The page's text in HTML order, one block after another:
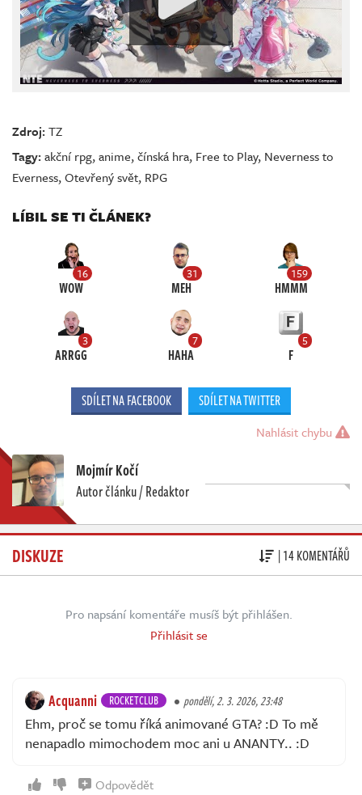
Zdroj:TZ
Tagy:akční rpg,anime,čínská hra, Free to Play, Neverness to
Everness,Otevřený svět, RPG
LÍBIL SE TI ČLÁNEK?
16
WOW
31
MEH
159
HMMM
3
ARRGG
7
HAHA
5
F
SDÍLET NA FACEBOOK SDÍLET NA TWITTER
Nahlásit chybu
Mojmír Kočí
Autor článku / Redaktor
DISKUZE | 14 KOMENTÁŘŮ
Pro napsání komentáře musíš být přihlášen.
Přihlásit se
Acquanni ROCKETCLUB pondělí, 2. 3. 2026, 23:48
Ehm, proč se tomu říká animované GTA? :D To mě
nenapadlo mimochodem moc ani u ANANTY.. :D
Odpovědět